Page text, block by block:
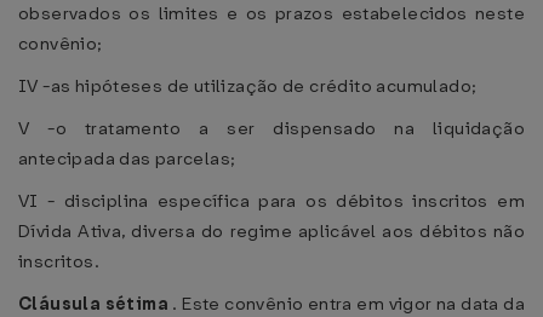
observados os limites e os prazos estabelecidos neste
convênio;
IV -as hipóteses de utilização de crédito acumulado;
V -o tratamento a ser dispensado na liquidação
antecipada das parcelas;
VI - disciplina específica para os débitos inscritos em
Dívida Ativa, diversa do regime aplicável aos débitos não
inscritos.
Cláusula sétima . Este convênio entra em vigor na data da